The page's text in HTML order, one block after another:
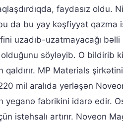
faydasız oldu.
da bu yay kəşfiyyat qazma
uzadıb-uzatmayacağı
söyləyib. O bildirib
MP Materials
mil aralıda yerləşən
yeganə fabrikini idarə edir.
istehsalı artırır. Noveon